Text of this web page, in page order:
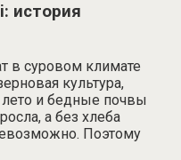
история
в суровом климате
культура,
и бедные почвы
а без хлеба
Поэтому